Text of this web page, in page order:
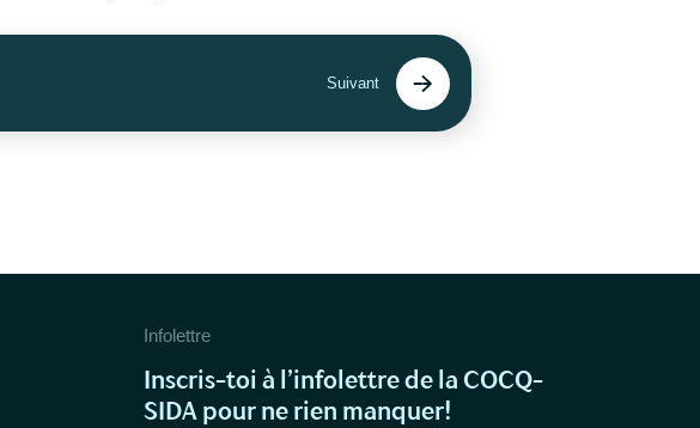
Suivant
Infolettre
Inscris-toi à l’infolettre de la COCQ-
SIDA pour ne rien manquer!